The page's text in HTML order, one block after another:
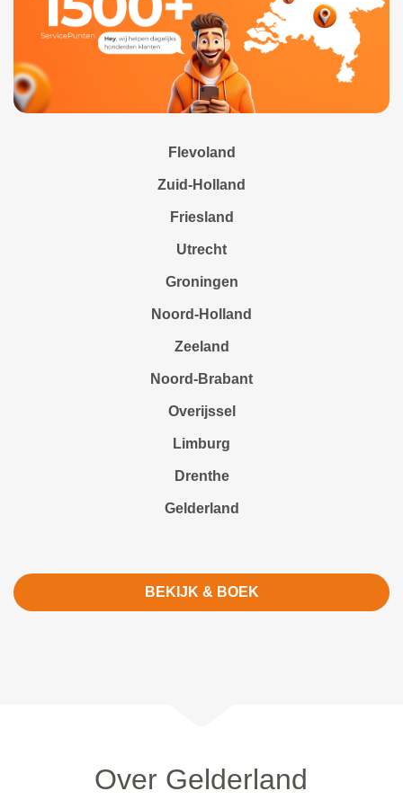
Flevoland
Zuid-Holland
Friesland
Utrecht
Groningen
Noord-Holland
Zeeland
Noord-Brabant
Overijssel
Limburg
Drenthe
Gelderland
BEKIJK & BOEK
Over Gelderland